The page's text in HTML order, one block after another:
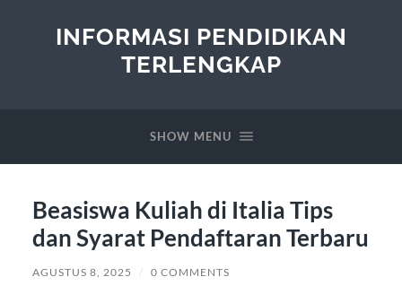
INFORMASI PENDIDIKAN
TERLENGKAP
SHOW MENU
Beasiswa Kuliah di Italia Tips
dan Syarat Pendaftaran Terbaru
AGUSTUS 8, 2025 / 0 COMMENTS